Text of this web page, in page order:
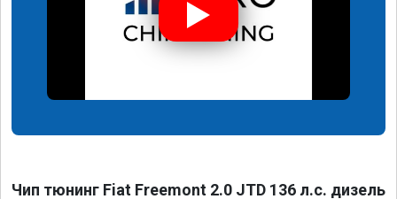
Чип тюнинг Fiat Freemont 2.0 JTD 136 л.с. дизель